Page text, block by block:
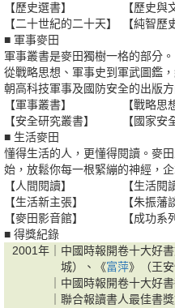
【歷史選書】
【歷史與
【二十世紀的二十天】
【純智歷
■ 軍事麥田
軍事叢書是麥田獨樹一格的部分
從戰略思想、軍事史到軍武圖鑑
朝高科技軍事及國防安全的出版
【軍事叢書】
【戰略思
【安全研究叢書】
【國家安
■ 生活麥田
懂得生活的人，更懂得閱讀。麥
始，放鬆你每一根緊繃的神經，
【人間閱讀】
【生活閱
【生活新主張】
【朱振藩
【麥田影音館】
【成功系
■ 得獎紀錄
2001年｜ 中國時報開卷十大好
城）、《富萍》（王安
中國時報開卷十大好
聯合報讀書人最佳書